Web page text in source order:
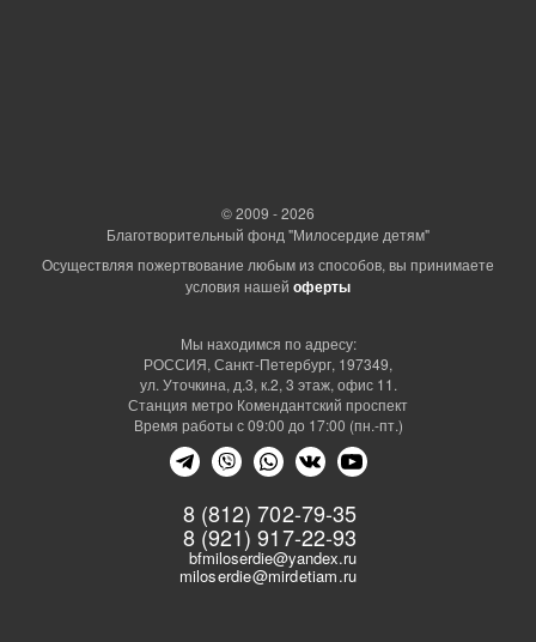
© 2009 - 2026
Благотворительный фонд "Милосердие детям"
Осуществляя пожертвование любым из способов, вы принимаете
условия нашей оферты
8 (812) 702-79-35
8 (921) 917-22-93
bfmiloserdie@yandex.ru
miloserdie@mirdetiam.ru
Мы находимся по адресу:
РОССИЯ, Санкт-Петербург, 197349,
ул. Уточкина, д.3, к.2, 3 этаж, офис 11.
Станция метро Комендантский проспект
Время работы с 09:00 до 17:00 (пн.-пт.)